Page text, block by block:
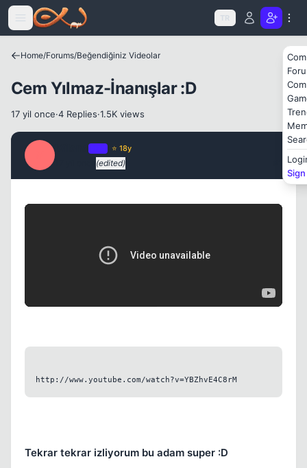
Icerige atla
TR
Home/Forums/Beğendiğiniz Videolar
Cem Yılmaz-İnanışlar :D
17 yil once·4 Replies·1.5K views
⭐ 18y
(edited)
http://www.youtube.com/watch?v=YBZhvE4C8rM
Tekrar tekrar izliyorum bu adam super :D
Kapat